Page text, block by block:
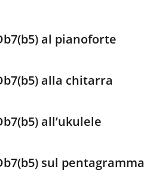
al pianoforte
alla chitarra
all’ukulele
sul pentagramma